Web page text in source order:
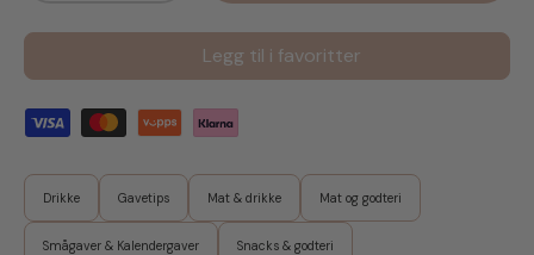
Legg til i favoritter
Drikke Gavetips Mat & drikke Mat og godteri
Smågaver & Kalendergaver Snacks & godteri